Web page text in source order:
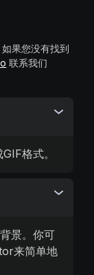
果您没有找到
联系我们
格式。
景。你可
来简单地